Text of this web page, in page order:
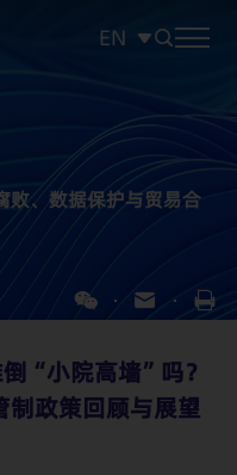
EN
日本語
败、数据保护与贸易合
“小院高墙”吗？
制政策回顾与展望